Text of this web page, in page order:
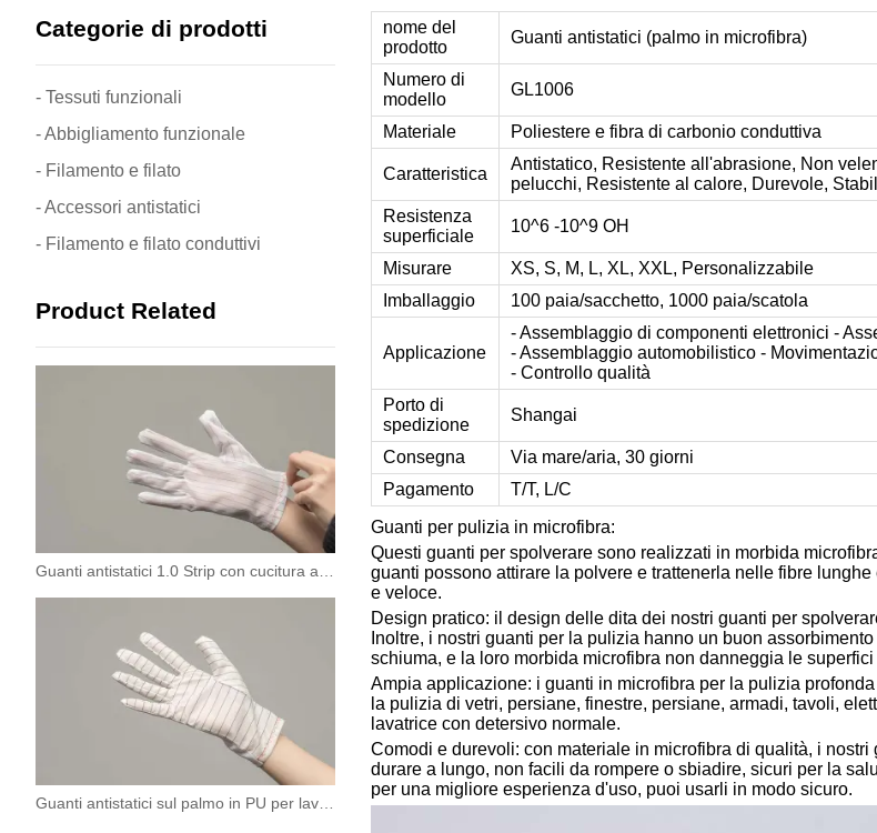
Categorie di prodotti
- Tessuti funzionali
- Abbigliamento funzionale
- Filamento e filato
- Accessori antistatici
- Filamento e filato conduttivi
Product Related
nome del
prodotto
Guanti antistatici (palmo in microfibra)
Numero di
modello
GL1006
Materiale Poliestere e fibra di carbonio conduttiva
Caratteristica
Antistatico, Resistente all'abrasione, Non
pelucchi, Resistente al calore, Durevole,
Resistenza
superficiale
10^6 -10^9 OH
Misurare
XS, S, M, L, XL, XXL, Personalizzabile
Imballaggio
100 paia/sacchetto, 1000 paia/scatola
Applicazione
- Assemblaggio di componenti elettronici -
- Assemblaggio automobilistico -
- Controllo qualità
Porto di
spedizione
Shangai
Consegna
Via mare/aria, 30 giorni
Pagamento
T/T, L/C
Guanti per pulizia in microfibra:
Questi guanti per spolverare sono realizzati in morbida
guanti possono attirare la polvere e trattenerla nelle fibre
e veloce.
Design pratico: il design delle dita dei nostri guanti per
Inoltre, i nostri guanti per la pulizia hanno un buon
schiuma, e la loro morbida microfibra non danneggia le superfici
Ampia applicazione: i guanti in microfibra per la pulizia
la pulizia di vetri, persiane, finestre, persiane, armadi, tavoli,
lavatrice con detersivo normale.
Comodi e durevoli: con materiale in microfibra di qualità, i
durare a lungo, non facili da rompere o sbiadire, sicuri per la
per una migliore esperienza d'uso, puoi usarli in modo sicuro.